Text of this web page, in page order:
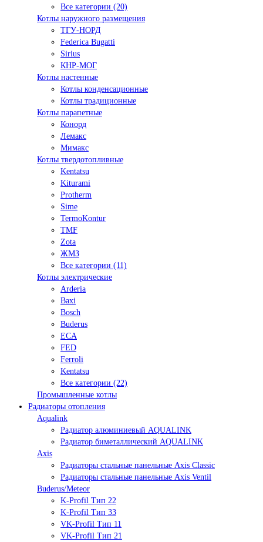
Все категории (20)
Котлы наружного размещения
ТГУ-НОРД
Federica Bugatti
Sirius
КНР-МОГ
Котлы настенные
Котлы конденсационные
Котлы традиционные
Котлы парапетные
Конорд
Лемакс
Мимакс
Котлы твердотопливные
Kentatsu
Kiturami
Protherm
Sime
TermoKontur
TMF
Zota
ЖМЗ
Все категории (11)
Котлы электрические
Arderia
Baxi
Bosch
Buderus
ECA
FED
Ferroli
Kentatsu
Все категории (22)
Промышленные котлы
Радиаторы отопления
Aqualink
Радиатор алюминиевый AQUALINK
Радиатор биметаллический AQUALINK
Axis
Радиаторы стальные панельные Axis Classic
Радиаторы стальные панельные Axis Ventil
Buderus/Meteor
K-Profil Тип 22
K-Profil Тип 33
VK-Profil Тип 11
VK-Profil Тип 21